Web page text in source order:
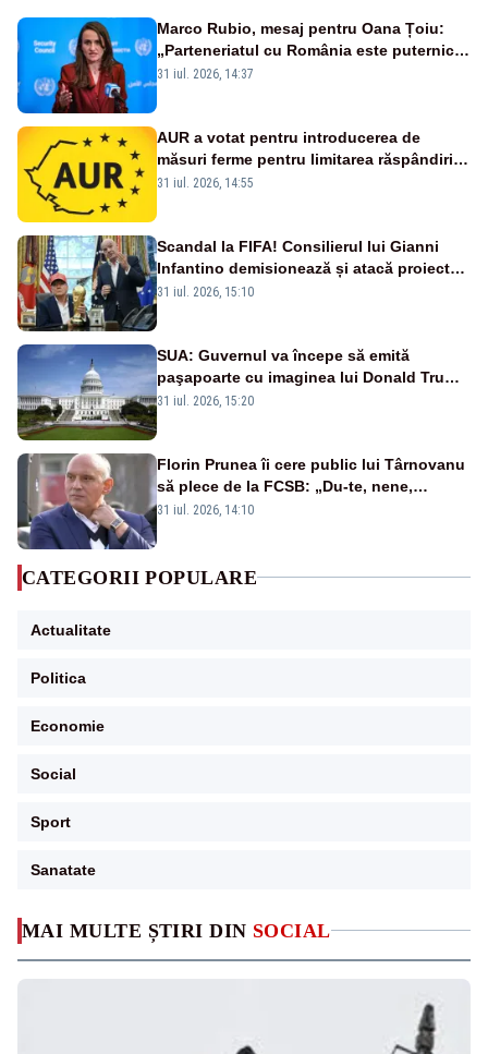
MAI MULTE ȘTIRI DIN SOCIAL
Marco Rubio, mesaj pentru Oana Țoiu:
„Parteneriatul cu România este puternic
și prețuit”
31 iul. 2026, 14:37
AUR a votat pentru introducerea de
măsuri ferme pentru limitarea răspândirii
virusului pestei porcine africane
31 iul. 2026, 14:55
Scandal la FIFA! Consilierul lui Gianni
Infantino demisionează și atacă proiectul
privind investitorii străini
31 iul. 2026, 15:10
SUA: Guvernul va începe să emită
paşapoarte cu imaginea lui Donald Trump
începând cu 8 august
31 iul. 2026, 15:20
Florin Prunea îi cere public lui Târnovanu
să plece de la FCSB: „Du-te, nene,
învârtindu-te!”
31 iul. 2026, 14:10
CATEGORII POPULARE
Actualitate
Politica
Economie
Social
Sport
Sanatate